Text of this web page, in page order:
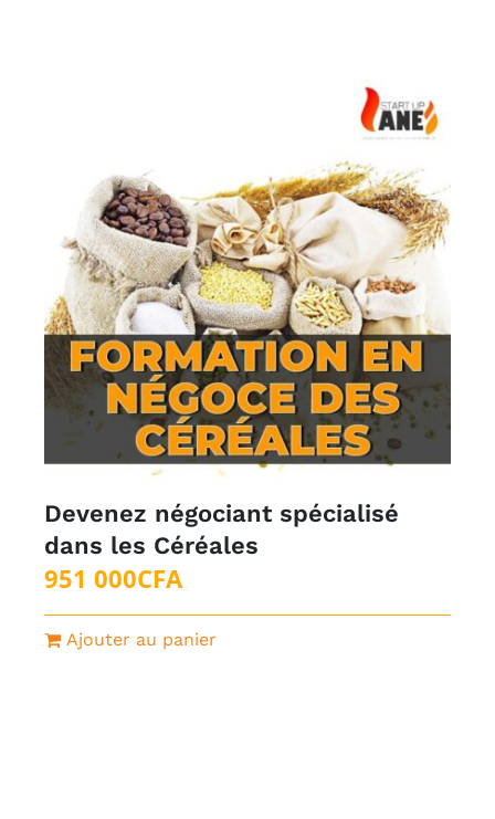
Devenez négociant spécialisé
dans les Céréales
951 000CFA
Ajouter au panier